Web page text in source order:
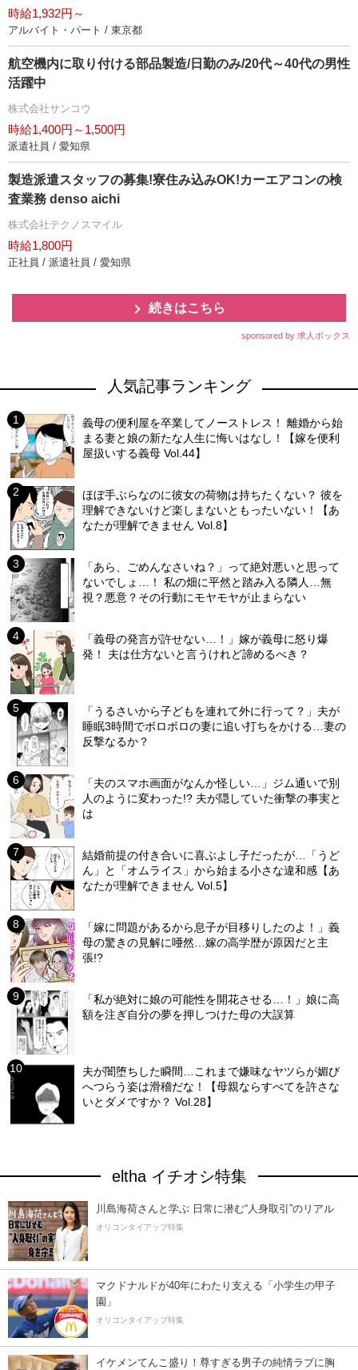
時給1,932円～
アルバイト・パート / 東京都
航空機内に取り付ける部品製造/日勤のみ/20代～40代の男性
活躍中
株式会社サンコウ
時給1,400円～1,500円
派遣社員 / 愛知県
製造派遣スタッフの募集!寮住み込みOK!カーエアコンの検
査業務 denso aichi
株式会社テクノスマイル
時給1,800円
正社員 / 派遣社員 / 愛知県
続きはこちら
sponsored by 求人ボックス
人気記事ランキング
義母の便利屋を卒業してノーストレス！ 離婚から始
まる妻と娘の新たな人生に悔いはなし！【嫁を便利
屋扱いする義母 Vol.44】
ほぼ手ぶらなのに彼女の荷物は持ちたくない？ 彼を
理解できないけど楽しまないともったいない！【あ
なたが理解できません Vol.8】
「あら、ごめんなさいね？」って絶対悪いと思って
ないでしょ…！ 私の畑に平然と踏み入る隣人…無
視？悪意？その行動にモヤモヤが止まらない
「義母の発言が許せない…！」嫁が義母に怒り爆
発！ 夫は仕方ないと言うけれど諦めるべき？
「うるさいから子どもを連れて外に行って？」夫が
睡眠3時間でボロボロの妻に追い打ちをかける…妻の
反撃なるか？
「夫のスマホ画面がなんか怪しい…」ジム通いで別
人のように変わった!? 夫が隠していた衝撃の事実と
は
結婚前提の付き合いに喜ぶよし子だったが…「うど
ん」と「オムライス」から始まる小さな違和感【あ
なたが理解できません Vol.5】
「嫁に問題があるから息子が目移りしたのよ！」義
母の驚きの見解に唖然…嫁の高学歴が原因だと主
張!?
「私が絶対に娘の可能性を開花させる…！」娘に高
額を注ぎ自分の夢を押しつけた母の大誤算
夫が闇堕ちした瞬間…これまで嫌味なヤツらが媚び
へつらう姿は滑稽だな！【母親ならすべてを許さな
いとダメですか？ Vol.28】
eltha イチオシ特集
川島海荷さんと学ぶ 日常に潜む“人身取引”のリアル
オリコンタイアップ特集
マクドナルドが40年にわたり支える「小学生の甲子
園」
オリコンタイアップ特集
イケメンてんこ盛り！尊すぎる男子の純情ラブに胸